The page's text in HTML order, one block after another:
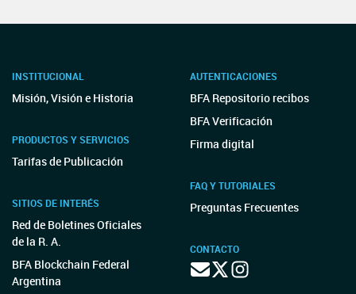
INSTITUCIONAL
Misión, Visión e Historia
PRODUCTOS Y SERVICIOS
Tarifas de Publicación
SITIOS DE INTERÉS
Red de Boletines Oficiales
de la R. A.
BFA Blockchain Federal
Argentina
AUTENTICACIONES
BFA Repositorio recibos
BFA Verificación
Firma digital
FAQ Y TUTORIALES
Preguntas Frecuentes
CONTACTO